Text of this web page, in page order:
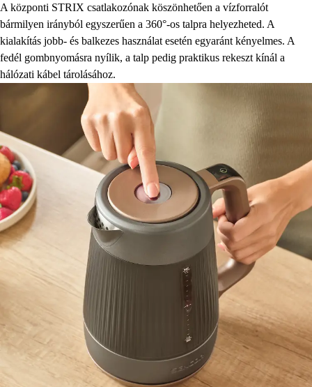
A központi STRIX csatlakozónak köszönhetően a vízforralót
bármilyen irányból egyszerűen a 360°-os talpra helyezheted. A
kialakítás jobb- és balkezes használat esetén egyaránt kényelmes. A
fedél gombnyomásra nyílik, a talp pedig praktikus rekeszt kínál a
hálózati kábel tárolásához.